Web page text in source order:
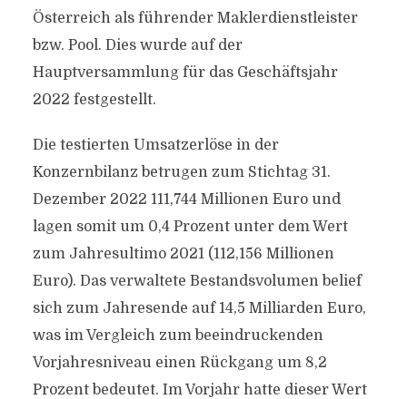
Österreich als führender Maklerdienstleister
bzw. Pool. Dies wurde auf der
Hauptversammlung für das Geschäftsjahr
2022 festgestellt.
Die testierten Umsatzerlöse in der
Konzernbilanz betrugen zum Stichtag 31.
Dezember 2022 111,744 Millionen Euro und
lagen somit um 0,4 Prozent unter dem Wert
zum Jahresultimo 2021 (112,156 Millionen
Euro). Das verwaltete Bestandsvolumen belief
sich zum Jahresende auf 14,5 Milliarden Euro,
was im Vergleich zum beeindruckenden
Vorjahresniveau einen Rückgang um 8,2
Prozent bedeutet. Im Vorjahr hatte dieser Wert